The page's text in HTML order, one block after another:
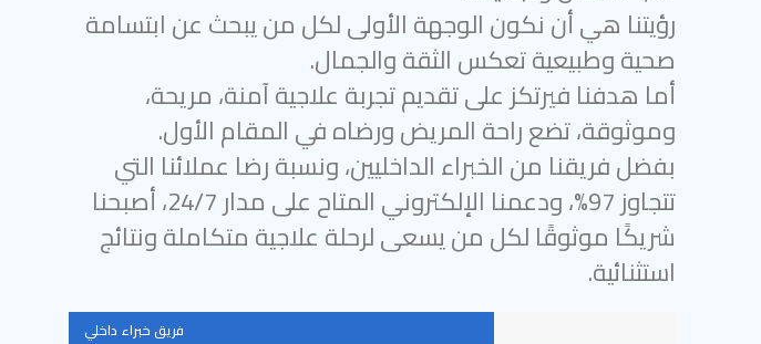
رؤيتنا هي أن نكون الوجهة الأولى لكل من يبحث عن ابتسامة
صحية وطبيعية تعكس الثقة والجمال.
أما هدفنا فيرتكز على تقديم تجربة علاجية آمنة، مريحة،
وموثوقة، تضع راحة المريض ورضاه في المقام الأول.
بفضل فريقنا من الخبراء الداخليين، ونسبة رضا عملائنا التي
تتجاوز 97%، ودعمنا الإلكتروني المتاح على مدار 24/7، أصبحنا
شريكًا موثوقًا لكل من يسعى لرحلة علاجية متكاملة ونتائج
استثنائية.
فريق خبراء داخلي